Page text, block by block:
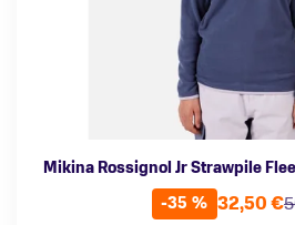
Mikina Rossignol Jr Strawpile
-35 % 32,50 €